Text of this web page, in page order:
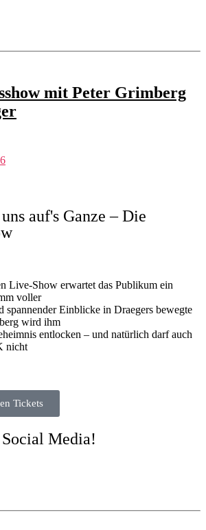
mit Peter Grimberg
auf's Ganze – Die
Live-Show erwartet das Publikum ein
voller
spannender Einblicke in Draegers bewegte
wird ihm
entlocken – und natürlich darf auch
nicht
Tickets
Media!